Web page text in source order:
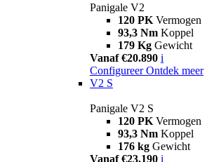
Panigale V2
120 PK Vermogen
93,3 Nm Koppel
179 Kg Gewicht
Vanaf €20.890 i
Configureer Ontdek meer
V2 S
Panigale V2 S
120 PK Vermogen
93,3 Nm Koppel
176 kg Gewicht
Vanaf €23.190 i